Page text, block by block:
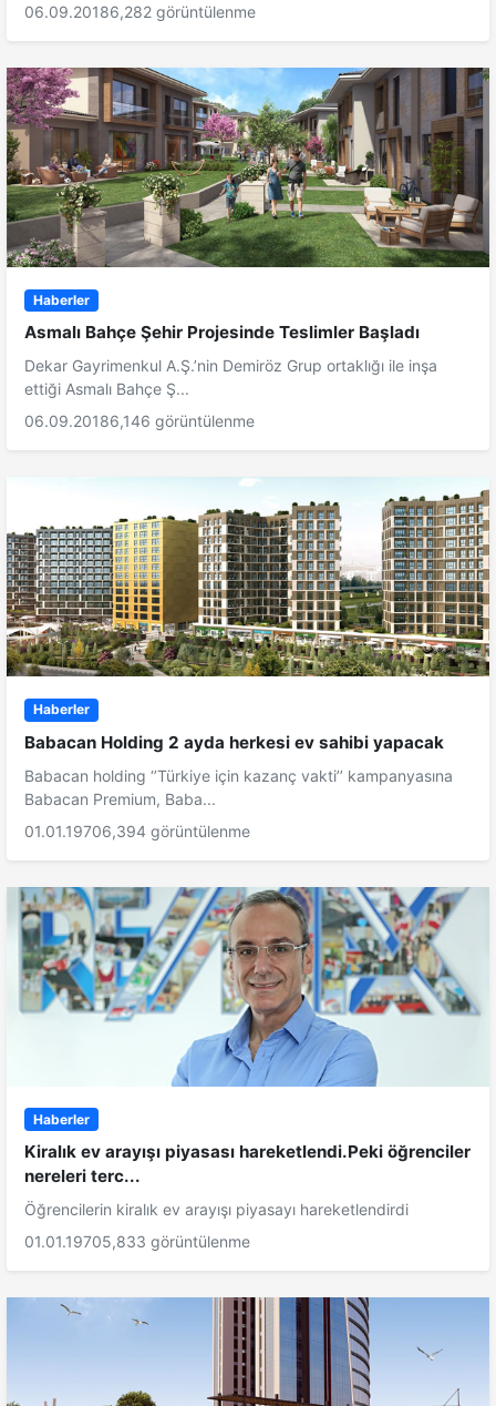
06.09.20186,282 görüntülenme
Haberler
Asmalı Bahçe Şehir Projesinde Teslimler Başladı
Dekar Gayrimenkul A.Ş.’nin Demiröz Grup ortaklığı ile inşa
ettiği Asmalı Bahçe Ş...
06.09.20186,146 görüntülenme
Haberler
Babacan Holding 2 ayda herkesi ev sahibi yapacak
Babacan holding ‘’Türkiye için kazanç vakti’’ kampanyasına
Babacan Premium, Baba...
01.01.19706,394 görüntülenme
Haberler
Kiralık ev arayışı piyasası hareketlendi.Peki öğrenciler
nereleri terc...
Öğrencilerin kiralık ev arayışı piyasayı hareketlendirdi
01.01.19705,833 görüntülenme